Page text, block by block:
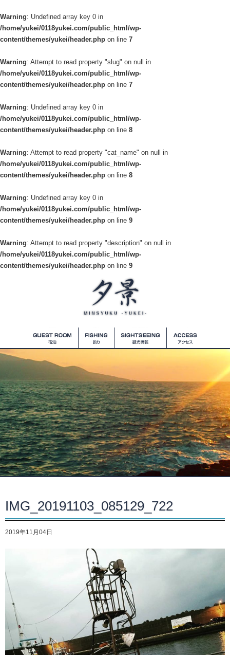
Warning: Undefined array key 0 in
/home/yukei/0118yukei.com/public_html/wp-
content/themes/yukei/header.php on line 7
Warning: Attempt to read property "slug" on null in
/home/yukei/0118yukei.com/public_html/wp-
content/themes/yukei/header.php on line 7
Warning: Undefined array key 0 in
/home/yukei/0118yukei.com/public_html/wp-
content/themes/yukei/header.php on line 8
Warning: Attempt to read property "cat_name" on null in
/home/yukei/0118yukei.com/public_html/wp-
content/themes/yukei/header.php on line 8
Warning: Undefined array key 0 in
/home/yukei/0118yukei.com/public_html/wp-
content/themes/yukei/header.php on line 9
Warning: Attempt to read property "description" on null in
/home/yukei/0118yukei.com/public_html/wp-
content/themes/yukei/header.php on line 9
IMG_20191103_085129_722
2019年11月04日